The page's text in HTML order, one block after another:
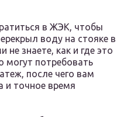
в ЖЭК, чтобы
воду на стояке в
не знаете, как и где это
могут потребовать
после чего вам
и точное время